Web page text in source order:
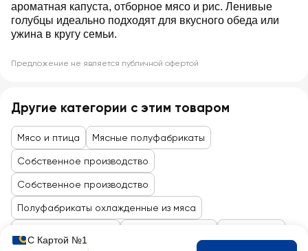
ароматная капуста, отборное мясо и рис. Ленивые
голубцы идеально подходят для вкусного обеда или
ужина в кругу семьи.
Предложение не является публичной офертой
Другие категории с этим товаром
Мясо и птица Мясные полуфабрикаты
Cобственное производство
Собственное производство
Полуфабрикаты охлажденные из мяса
С Картой №1